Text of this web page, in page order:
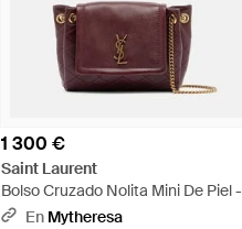
1 300 €
Saint Laurent
Bolso Cruzado Nolita Mini De Piel -
RojoEn Mytheresa